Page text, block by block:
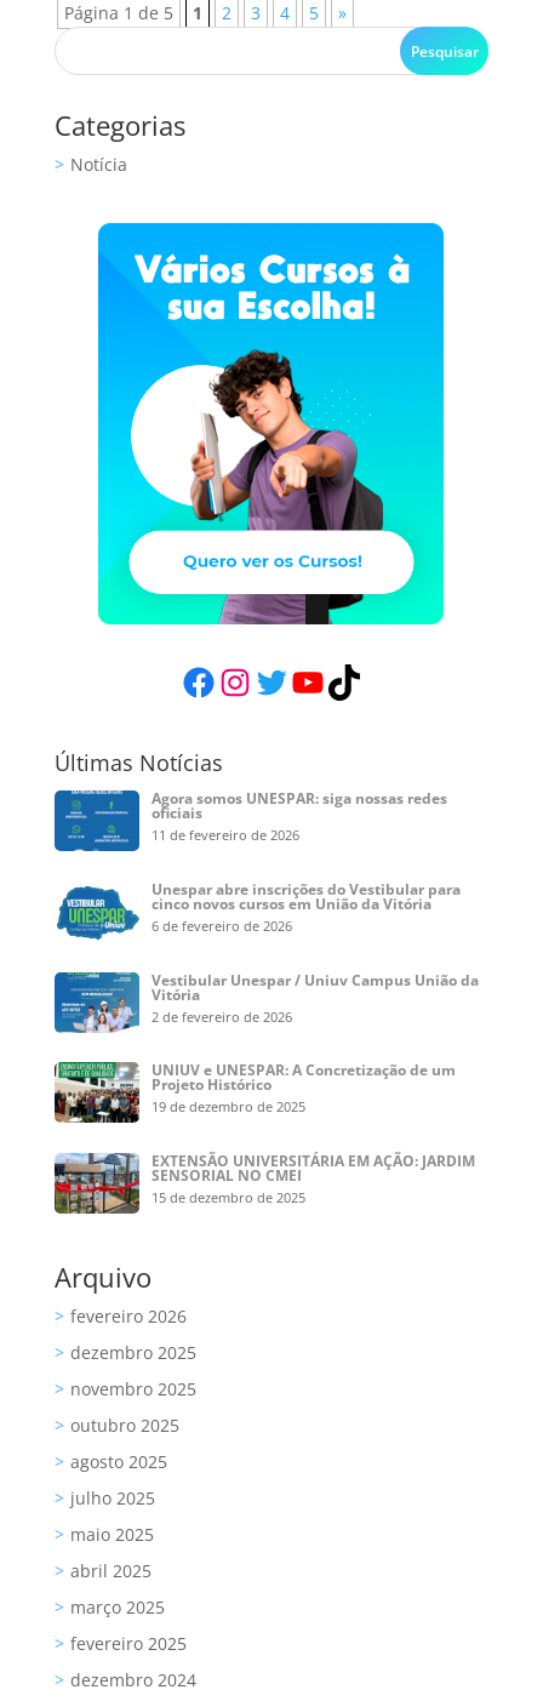
Página 1 de 5 1 2 3 4 5 »
Categorias
Notícia
Facebook
Instagram
Twitter
YouTube
TikTok
Últimas Notícias
Agora somos UNESPAR: siga nossas redes
oficiais
11 de fevereiro de 2026
Unespar abre inscrições do Vestibular para
cinco novos cursos em União da Vitória
6 de fevereiro de 2026
Vestibular Unespar / Uniuv Campus União da
Vitória
2 de fevereiro de 2026
UNIUV e UNESPAR: A Concretização de um
Projeto Histórico
19 de dezembro de 2025
EXTENSÃO UNIVERSITÁRIA EM AÇÃO: JARDIM
SENSORIAL NO CMEI
15 de dezembro de 2025
Arquivo
fevereiro 2026
dezembro 2025
novembro 2025
outubro 2025
agosto 2025
julho 2025
maio 2025
abril 2025
março 2025
fevereiro 2025
dezembro 2024